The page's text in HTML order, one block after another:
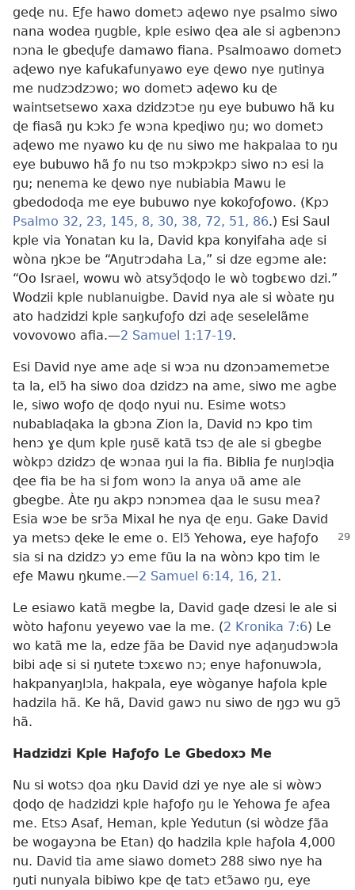
geɖe nu. Eƒe hawo dometɔ aɖewo nye psalmo siwo
nana wodea ŋugble, kple esiwo ɖea ale si agbenɔnɔ
nɔna le gbeɖuƒe damawo fiana. Psalmoawo dometɔ
aɖewo nye kafukafunyawo eye ɖewo nye ŋutinya
me nudzɔdzɔwo; wo dometɔ aɖewo ku ɖe
waintsetsewo xaxa dzidzɔtɔe ŋu eye bubuwo hã ku
ɖe fiasã ŋu kɔkɔ ƒe wɔna kpeɖiwo ŋu; wo dometɔ
aɖewo me nyawo ku ɖe nu siwo me hakpalaa to ŋu
eye bubuwo hã ƒo nu tso mɔkpɔkpɔ siwo nɔ esi la
ŋu; nenema ke ɖewo nye nubiabia Mawu le
gbedodoɖa me eye bubuwo nye kokoƒoƒowo. (Kpɔ
Psalmo 32, 23, 145, 8, 30, 38, 72, 51, 86.) Esi Saul
kple via Yonatan ku la, David kpa konyifaha aɖe si
wòna ŋkɔe be “Aŋutrɔdaha La,” si dze egɔme ale:
“Oo Israel, wowu wò atsyɔ̃ɖoɖo le wò togbɛwo dzi.”
Wodzii kple nublanuigbe. David nya ale si wòate ŋu
ato hadzidzi kple saŋkuƒoƒo dzi aɖe seselelãme
vovovowo afia.—2 Samuel 1:17-19.
Esi David nye ame aɖe si wɔa nu dzonɔamemetɔe
ta la, elɔ̃ ha siwo doa dzidzɔ na ame, siwo me agbe
le, siwo woƒo ɖe ɖoɖo nyui nu. Esime wotsɔ
nubablaɖaka la gbɔna Zion la, David nɔ kpo tim
henɔ ɣe ɖum kple ŋusẽ katã tsɔ ɖe ale si gbegbe
wòkpɔ dzidzɔ ɖe wɔnaa ŋui la fia. Biblia ƒe nuŋlɔɖia
ɖee fia be ha si ƒom wonɔ la anya ʋã ame ale
gbegbe. Àte ŋu akpɔ nɔnɔmea ɖaa le susu mea?
Esia wɔe be srɔ̃a Mixal he nya ɖe eŋu. Gake David
ya metsɔ ɖeke le eme o. Elɔ̃ Yehowa, eye haƒoƒo
sia si na dzidzɔ yɔ eme fũu la na wònɔ kpo tim le
eƒe Mawu ŋkume.—2 Samuel 6:14, 16, 21.
Le esiawo katã megbe la, David gaɖe dzesi le ale si
wòto haƒonu yeyewo vae la me. (2 Kronika 7:6) Le
wo katã me la, edze ƒãa be David nye aɖaŋudɔwɔla
bibi aɖe si si ŋutete tɔxɛwo nɔ; enye haƒonuwɔla,
hakpanyaŋlɔla, hakpala, eye wòganye haƒola kple
hadzila hã. Ke hã, David gawɔ nu siwo de ŋgɔ wu gɔ̃
hã.
Hadzidzi Kple Haƒoƒo Le Gbedoxɔ Me
Nu si wotsɔ ɖoa ŋku David dzi ye nye ale si wòwɔ
ɖoɖo ɖe hadzidzi kple haƒoƒo ŋu le Yehowa ƒe aƒea
me. Etsɔ Asaf, Heman, kple Yedutun (si wòdze ƒãa
be wogayɔna be Etan) ɖo hadzila kple haƒola 4,000
nu. David tia ame siawo dometɔ 288 siwo nye ha
ŋuti nunyala bibiwo kpe ɖe tatɔ etɔ̃awo ŋu, eye